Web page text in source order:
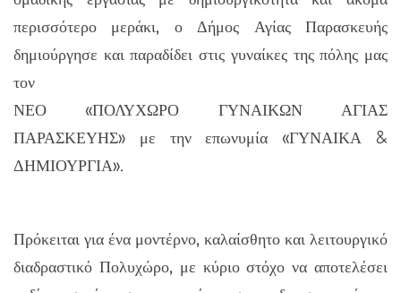
περισσότερο μεράκι, ο Δήμος Αγίας Παρασκευής
δημιούργησε και παραδίδει στις γυναίκες της πόλης μας
τον
ΝΕΟ «ΠΟΛΥΧΩΡΟ ΓΥΝΑΙΚΩΝ ΑΓΙΑΣ
ΠΑΡΑΣΚΕΥΗΣ» με την επωνυμία «ΓΥΝΑΙΚΑ &
ΔΗΜΙΟΥΡΓΙΑ».
Πρόκειται για ένα μοντέρνο, καλαίσθητο και λειτουργικό
διαδραστικό Πολυχώρο, με κύριο στόχο να αποτελέσει